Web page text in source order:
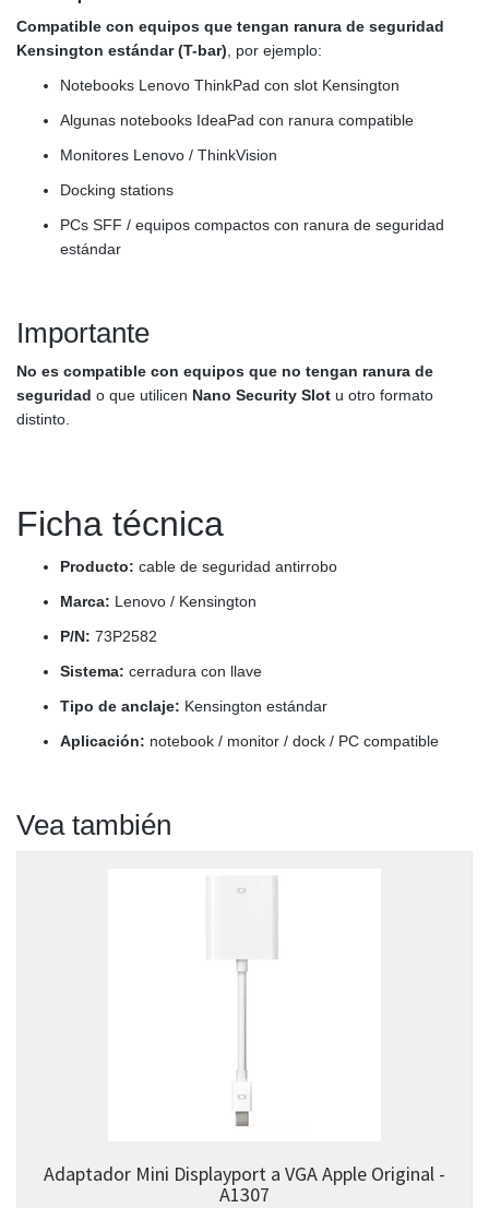
Compatible con equipos que tengan ranura de seguridad
Kensington estándar (T-bar) , por ejemplo:
Notebooks Lenovo ThinkPad con slot Kensington
Algunas notebooks IdeaPad con ranura compatible
Monitores Lenovo / ThinkVision
Docking stations
PCs SFF / equipos compactos con ranura de seguridad
estándar
Importante
No es compatible con equipos que no tengan ranura de
seguridad o que utilicen Nano Security Slot u otro formato
distinto.
Ficha técnica
Producto: cable de seguridad antirrobo
Marca: Lenovo / Kensington
P/N: 73P2582
Sistema: cerradura con llave
Tipo de anclaje: Kensington estándar
Aplicación: notebook / monitor / dock / PC compatible
Vea también
Adaptador Mini Displayport a VGA Apple Original -
A1307